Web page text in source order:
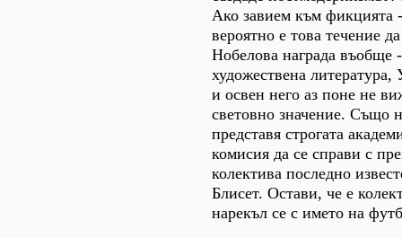
Ако завием към фикцията
вероятно е това течение
Нобелова награда въобще
художествена
и освен него аз поне не
световно значение. Също
представя строгата
комисия да се справи с
колектива последно
Блисет. Остави, че е
нарекъл се с името на